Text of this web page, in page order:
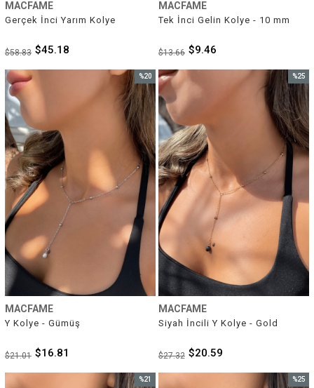
MACFAME
Gerçek İnci Yarım Kolye
$45.18
$58.83
MACFAME
Tek İnci Gelin Kolye - 10 mm
$9.46
$13.66
MACFAME
Y Kolye - Gümüş
$16.81
$21.01
%20
İndirim
%20İndirim
MACFAME
Siyah İncili Y Kolye - Gold
$20.59
$27.32
%25
İndirim
%21
%25